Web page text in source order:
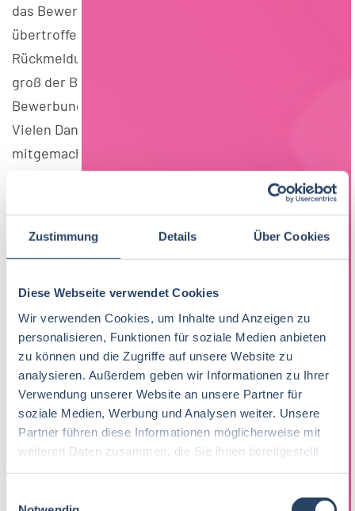
Zustimmung Details Über Cookies
Diese Webseite verwendet Cookies
Wir verwenden Cookies, um Inhalte und Anzeigen zu
personalisieren, Funktionen für soziale Medien anbieten
zu können und die Zugriffe auf unsere Website zu
analysieren. Außerdem geben wir Informationen zu Ihrer
Verwendung unserer Website an unsere Partner für
soziale Medien, Werbung und Analysen weiter. Unsere
Partner führen diese Informationen möglicherweise mit
weiteren Daten zusammen, die Sie ihnen bereitgestellt
das Bewerbungstraining ihre Erwartungen sogar
übertroffen hat. Die zahlreichen positiven
Rückmeldungen zeigen uns jedes Mal aufs Neue, wie
groß der Bedarf an ehrlichen, praxisnahen
Bewerbungstipps in der Lebensmittelbranche ist.
Vielen Dank an alle, die dabei waren und so aktiv
mitgemacht haben!
Du konntest dieses Mal nicht dabei sein oder
möchtest noch einmal teilnehmen? Das nächste
November statt. Alle Infos und die Anmeldung
findest Du hier:
foodjobs Gratis-Webinar
Wir freuen uns schon auf Dich!
Dein foodjobs-Team
KOMMENTIEREN